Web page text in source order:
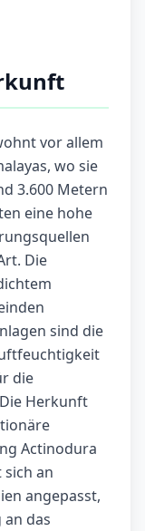
vor allem
wo sie
3.600 Metern
eine hohe
Die
sind die
die
Herkunft
Actinodura
an
angepasst,
das